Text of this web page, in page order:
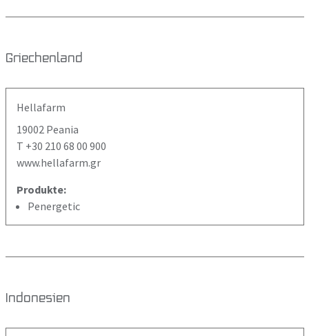
Griechenland
Hellafarm
19002 Peania
T +30 210 68 00 900
www.hellafarm.gr
Produkte:
Penergetic
Indonesien